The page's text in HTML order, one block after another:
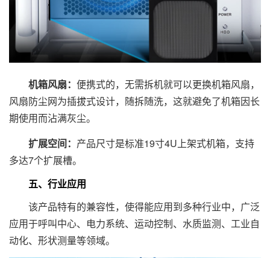
机箱风扇： 便携式的，无需拆机就可以更换机箱风扇，
风扇防尘网为插拔式设计，随拆随洗，这就避免了机箱因长
期使用而沾满灰尘。
扩展空间： 产品尺寸是标准19寸4U上架式机箱，支持
多达7个扩展槽。
五、行业应用
该产品特有的兼容性，使得能应用到多种行业中，广泛
应用于呼叫中心、电力系统、运动控制、水质监测、工业自
动化、形状测量等领域。